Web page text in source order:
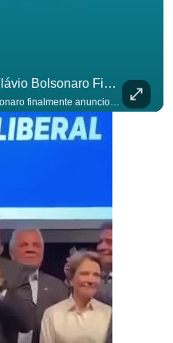
Após Dias De Expectativa, Flávio Bolsonaro Finalmente Anunciou Seu Vice. #OAntagonista
Após dias de expectativa, Flávio Bolsonaro finalmente anunciou seu vice. #OAntagonista Se você busca informação com credibilidade, inscreva-se agora e ative o